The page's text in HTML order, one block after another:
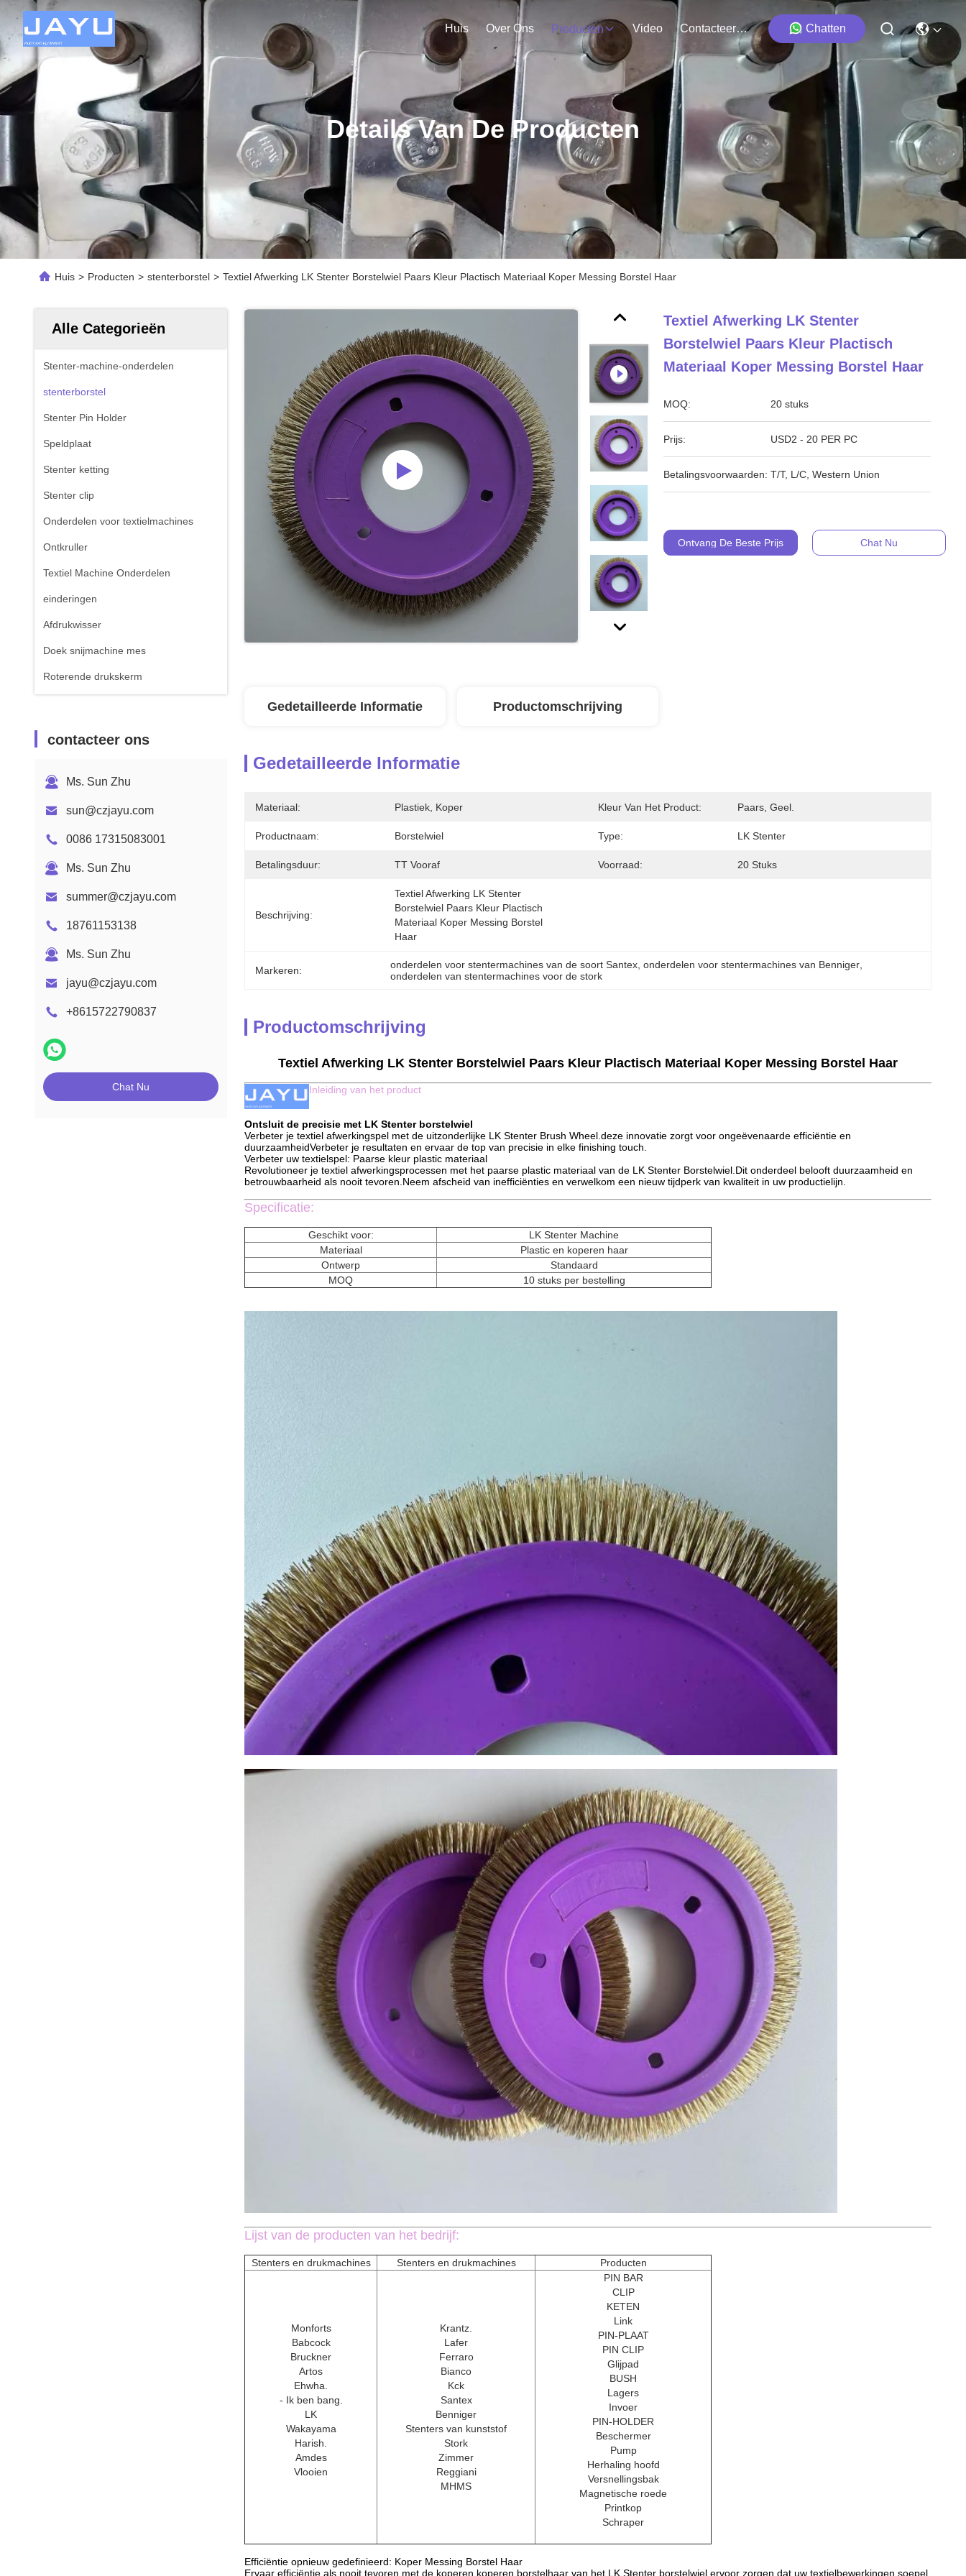
Huis Over Ons Producten Video Contacteer Ons Chatten
Details Van De Producten
Huis > Producten > stenterborstel > Textiel Afwerking LK Stenter Borstelwiel Paars Kleur Plactisch Materiaal Koper Messing Borstel Haar
Alle Categorieën
Stenter-machine-onderdelen
stenterborstel
Stenter Pin Holder
Speldplaat
Stenter ketting
Stenter clip
Onderdelen voor textielmachines
Ontkruller
Textiel Machine Onderdelen
einderingen
Afdrukwisser
Doek snijmachine mes
Roterende drukskerm
contacteer ons
Ms. Sun Zhu
sun@czjayu.com
0086 17315083001
Ms. Sun Zhu
summer@czjayu.com
18761153138
Ms. Sun Zhu
jayu@czjayu.com
+8615722790837
Chat Nu
Textiel Afwerking LK Stenter
Borstelwiel Paars Kleur Plactisch
Materiaal Koper Messing Borstel Haar
MOQ: 20 stuks
Prijs: USD2 - 20 PER PC
Betalingsvoorwaarden: T/T, L/C, Western Union
Ontvang De Beste Prijs Chat Nu
Gedetailleerde Informatie Productomschrijving
Gedetailleerde Informatie
Materiaal: Plastiek, Koper Kleur Van Het Product: Paars, Geel.
Productnaam: Borstelwiel Type: LK Stenter
Betalingsduur: TT Vooraf Voorraad: 20 Stuks
Beschrijving:
Textiel Afwerking LK Stenter
Borstelwiel Paars Kleur Plactisch
Materiaal Koper Messing Borstel
Haar
Markeren: onderdelen voor stentermachines van de soort Santex , onderdelen voor stentermachines van Benniger
onderdelen van stentermachines voor de stork
Productomschrijving
Textiel Afwerking LK Stenter Borstelwiel Paars Kleur Plactisch Materiaal Koper Messing Borstel Haar
Inleiding van het product
Ontsluit de precisie met LK Stenter borstelwiel
Verbeter je textiel afwerkingspel met de uitzonderlijke LK Stenter Brush Wheel.deze innovatie zorgt voor ongeëvenaarde efficiëntie en
duurzaamheidVerbeter je resultaten en ervaar de top van precisie in elke finishing touch.
Verbeter uw textielspel: Paarse kleur plastic materiaal
Revolutioneer je textiel afwerkingsprocessen met het paarse plastic materiaal van de LK Stenter Borstelwiel.Dit onderdeel belooft duurzaamheid en
betrouwbaarheid als nooit tevoren.Neem afscheid van inefficiënties en verwelkom een nieuw tijdperk van kwaliteit in uw productielijn.
Specificatie:
Geschikt voor:
LK Stenter Machine
Materiaal
Plastic en koperen haar
Ontwerp
Standaard
MOQ
10 stuks per bestelling
Lijst van de producten van het bedrijf:
Stenters en drukmachines Stenters en drukmachines Producten
Monforts
Babcock
Bruckner
Artos
Ehwha.
- Ik ben bang.
LK
Wakayama
Harish.
Amdes
Vlooien
Krantz.
Lafer
Ferraro
Bianco
Kck
Santex
Benniger
Stenters van kunststof
Stork
Zimmer
Reggiani
MHMS
PIN BAR
CLIP
KETEN
Link
PIN-PLAAT
PIN CLIP
Glijpad
BUSH
Lagers
Invoer
PIN-HOLDER
Beschermer
Pump
Herhaling hoofd
Versnellingsbak
Magnetische roede
Printkop
Schraper
Efficiëntie opnieuw gedefinieerd: Koper Messing Borstel Haar
Ervaar efficiëntie als nooit tevoren met de koperen koperen borstelhaar van het LK Stenter borstelwiel.ervoor zorgen dat uw textielbewerkingen soepel